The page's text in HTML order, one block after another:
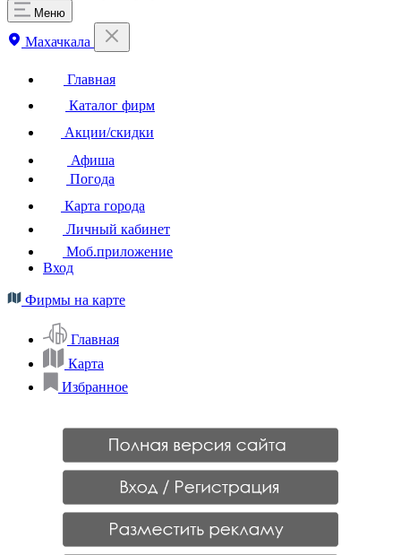
Меню
Махачкала
Главная
Каталог фирм
Акции/скидки
Афиша
Погода
Карта города
Личный кабинет
Моб.приложение
Вход
Фирмы на карте
Главная
Карта
Избранное